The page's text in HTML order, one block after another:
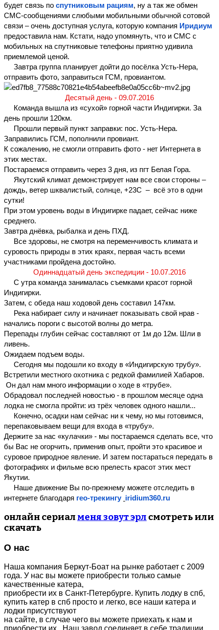
будет связь по спутниковым рациям, ну а так же обмен
СМС-сообщениями слюбыми мобильными обычной сотовой
связи – очень доступная услуга, которую компания Иридиум
предоставила нам. Кстати, надо упомянуть, что и СМС с
мобильных на спутниковые телефоны приятно удивила
приемлемой ценой.
отправить фото, заправиться ГСМ, провиантом.
Десятый день - 09.07.2016
день прошли 120км.
Прошли первый пункт заправки: пос. Усть-Нера.
Заправились ГСМ, пополнили провиант.
К сожалению, не смогли отправить фото - нет Интернета в
этих местах.
Постараемся отправить через 3 дня, из пгт Белая Гора.
дождь, ветер шквалистый, солнце, +23С  –  всё это в одни
сутки!
При этом уровень воды в Индигирке падает, сейчас ниже
среднего.
Завтра днёвка, рыбалка и день ПХД.
суровость природы в этих краях, первая часть всеми
участниками пройдена достойно.
Одиннадцатый день экспедиции - 10.07.2016
Индигирки.
Затем, с обеда наш ходовой день составил 147км.
начались пороги с высотой волны до метра.
Перепады глубин сейчас составляют от 1м до 12м. Шли в
ливень.
Ожидаем подъем воды.
Сегодня мы подошли ко входу в «Индигирскую трубу».
Встретили местного охотника с редкой фамилией Хабаров.
Он дал нам много информации о ходе в «трубе».
Обрадовал последней новостью - в прошлом месяце одна
лодка не смогла пройти: из трёх человек одного нашли...
перепаковываем вещи для входа в «трубу».
Держите за нас «кулачки» - мы постараемся сделать все, что
бы Вас не огорчить, применив опыт, пройти это красивое и
суровое природное явление. И затем постараться передать в
фотографиях и фильме всю прелесть красот этих мест
Якутии.
интернете благодаря гео-трекингу iridium360.ru
онлайн сериал меня зовут эрл смотреть или
скачать
О нас
Наша компания Беркут-Боат на рынке работает с 2009
года. У нас вы можете приобрести только самые
качественные катера,
приобрести их в Санкт-Петербурге. Купить лодку в спб,
купить катер в спб просто и легко, все наши катера и
лодки присутствуют
на сайте, в случае чего вы можете приехать к нам и
приобрести их. Наш завод соединяет в себе традиции